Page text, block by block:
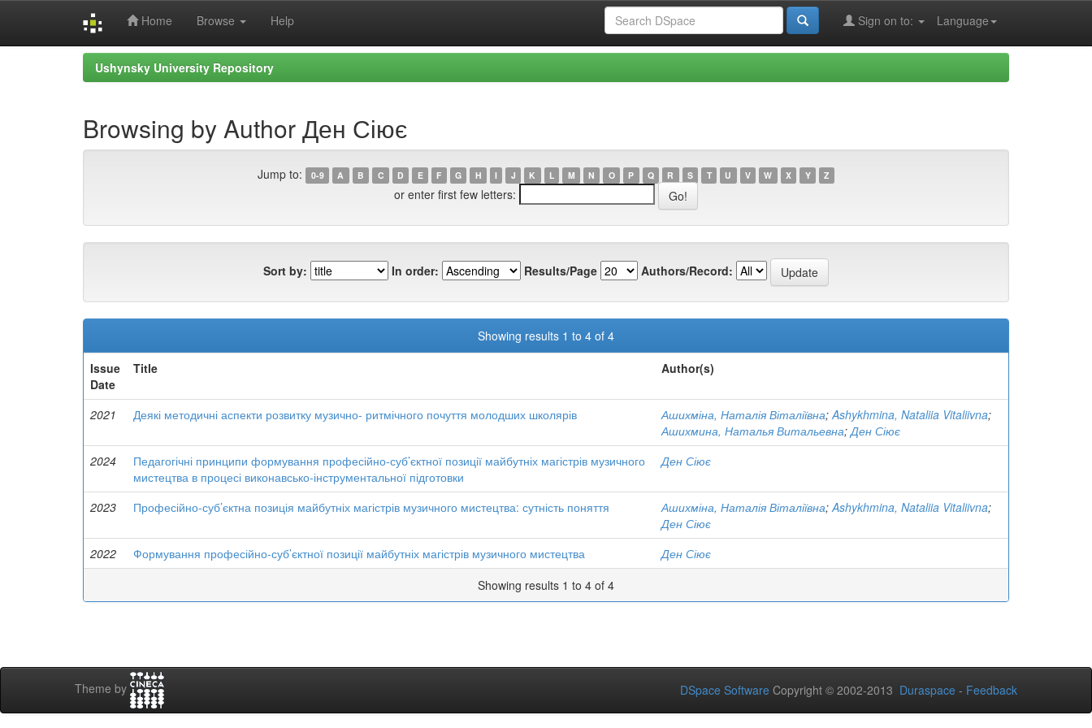
Home Browse Help Language
Sign on to:
Ushynsky University Repository
Browsing by Author Ден Сіює
Jump to: 0-9 A B C D E F G H I J K L M N O P Q R S T U V W X Y Z
or enter first few letters:
Sort by: In order: Results/Page Authors/Record:
Showing results 1 to 4 of 4
Issue
Date
Title Author(s)
2021 Деякі методичні аспекти розвитку музично- ритмічного почуття молодших школярів Ашихміна, Наталія Віталіївна;Ashykhmina, Nataliia Vitaliivna;
Ашихмина, Наталья Витальевна;Ден Сіює
2024
Педагогічні принципи формування професійно-суб’єктної позиції майбутніх магістрів музичного
мистецтва в процесі виконавсько-інструментальної підготовки
Ден Сіює
2023 Професійно-суб’єктна позиція майбутніх магістрів музичного мистецтва: сутність поняття Ашихміна, Наталія Віталіївна;Ashykhmina, Nataliia Vitaliivna;
Ден Сіює
2022
Формування професійно-суб’єктної позиції майбутніх магістрів музичного мистецтва
Ден Сіює
Showing results 1 to 4 of 4
Theme by DSpace Software Copyright © 2002-2013 Duraspace - Feedback